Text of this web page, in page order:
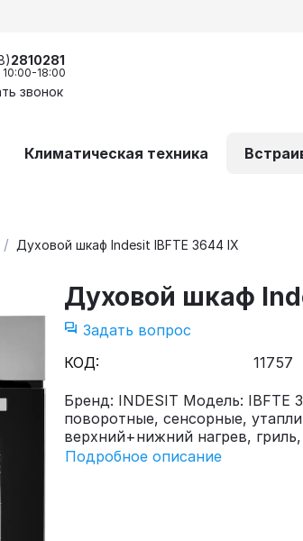
2810281
18:00
звонок
Климатическая техника
/ Духовой шкаф Indesit IBFTE 3644 IX
Духовой шкаф
Задать вопрос
КОД:
11757
Бренд: INDESIT Модель: IBFTE
поворотные, сенсорные,
верхний+нижний нагрев,
Подробное описание